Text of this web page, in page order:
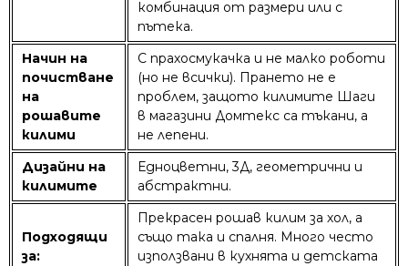
комбинация от размери или с
пътека.
Начин на
почистване
на
рошавите
килими
С прахосмукачка и не малко роботи
(но не всички). Прането не е
проблем, защото килимите Шаги
в магазини Домтекс са тъкани, а
не лепени.
Дизайни на
килимите
Едноцветни, 3Д, геометрични и
абстрактни.
Подходящи
за:
Прекрасен рошав килим за хол, а
също така и спалня. Много често
използвани в кухнята и детската